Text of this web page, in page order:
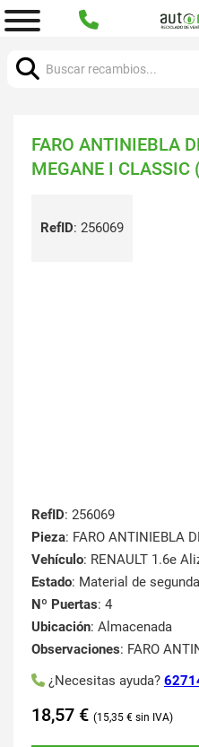
FARO ANTINIEBLA
MEGANE I
RefID: 256069
RefID: 256069
Pieza: FARO ANTINIEBLA
Vehículo: RENAULT 1.6e
Estado: Material de
Nº Puertas: 4
Ubicación: Almacenada
Observaciones: FARO
¿Necesitas ayuda?
18,57 € 15,35 €